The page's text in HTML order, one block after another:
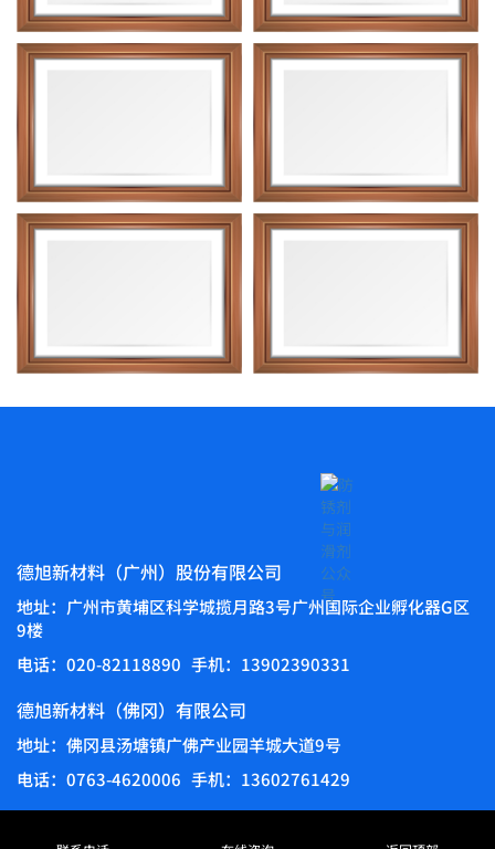
德旭新材料（广州）股份有限公司
地址：广州市黄埔区科学城揽月路3号广州国际企业孵化器G区
9楼
电话：020-82118890 手机：13902390331
德旭新材料（佛冈）有限公司
地址：佛冈县汤塘镇广佛产业园羊城大道9号
电话：0763-4620006 手机：13602761429